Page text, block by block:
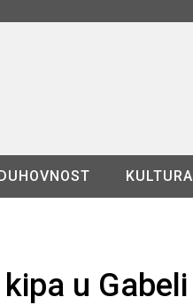
KULTURA
u Gabeli